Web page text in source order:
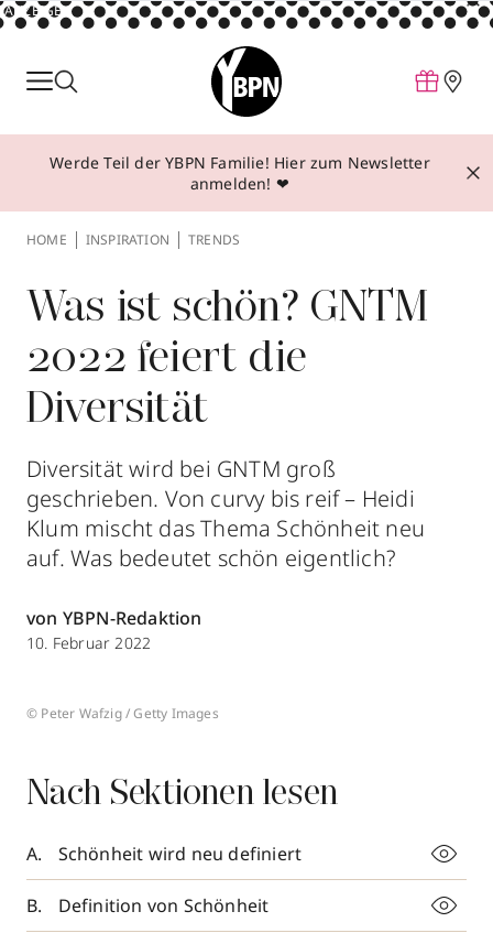
ANZEIGE
Parfum
Make-up
Behandlungen
Über YBPN
Aktionen
Storefinder
Werde Teil der YBPN Familie! Hier zum Newsletter
anmelden! ❤
HOME INSPIRATION TRENDS
Was ist schön? GNTM
2022 feiert die
Diversität
Diversität wird bei GNTM groß
geschrieben. Von curvy bis reif – Heidi
Klum mischt das Thema Schönheit neu
auf. Was bedeutet schön eigentlich?
von YBPN-Redaktion
10. Februar 2022
© Peter Wafzig / Getty Images
Nach Sektionen lesen
Schönheit wird neu definiert
Definition von Schönheit